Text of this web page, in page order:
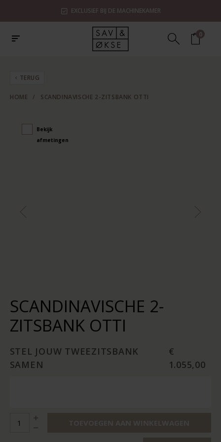
EXCLUSIEF BIJ DE MACHINEKAMER
0
TERUG
HOME / SCANDINAVISCHE 2-ZITSBANK OTTI
Bekijk
afmetingen
SCANDINAVISCHE 2-
ZITSBANK OTTI
STEL JOUW TWEEZITSBANK
SAMEN
€
1.055,00